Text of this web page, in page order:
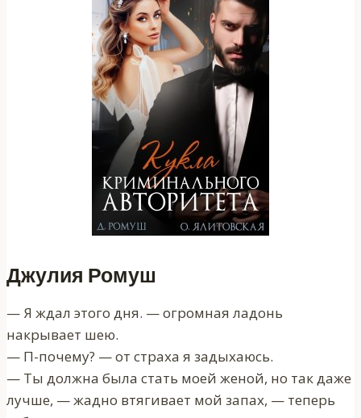
Джулия Ромуш
— Я ждал этого дня. — огромная ладонь
накрывает шею.
— П-почему? — от страха я задыхаюсь.
— Ты должна была стать моей женой, но так даже
лучше, — жадно втягивает мой запах, — теперь